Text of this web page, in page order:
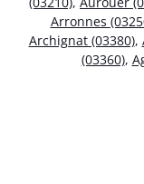
Arronnes
Archignat (03380),
(03360),